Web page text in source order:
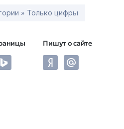
» Только цифры
Пишут о сайте